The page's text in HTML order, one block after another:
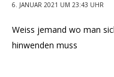
6. JANUAR 2021 UM 23:43 UHR
Weiss jemand wo man
hinwenden muss